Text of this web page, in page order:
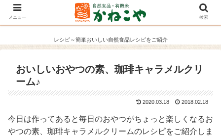
レシピ～簡単おいしい自然食品レシピをご紹介
おいしいおやつの素、珈琲キャラメルクリ
ーム♪
2020.03.18 2018.02.18
今日は作ってあると毎日のおやつがちょっと楽しくなるお
やつの素、珈琲キャラメルクリームのレシピをご紹介しま
メニュー 検索